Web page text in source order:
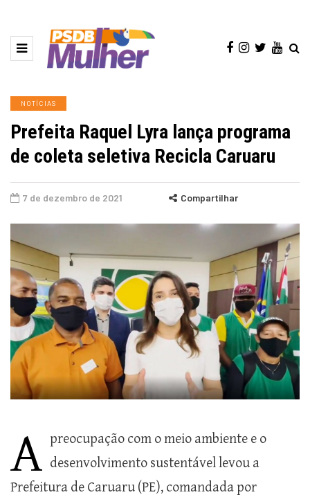
NOTÍCIAS
Prefeita Raquel Lyra lança programa
de coleta seletiva Recicla Caruaru
7 de dezembro de 2021 Compartilhar
A preocupação com o meio ambiente e o
desenvolvimento sustentável levou a
Prefeitura de Caruaru (PE), comandada por